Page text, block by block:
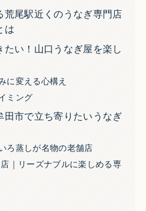
荒尾駅近くのうなぎ専門店
は
たい！山口うなぎ屋を楽し
に変える心構え
ミング
田市で立ち寄りたいうなぎ
ろ蒸しが名物の老舗店
｜リーズナブルに楽しめる専